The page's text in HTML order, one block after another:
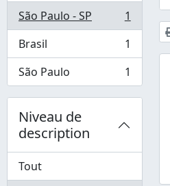
São Paulo - SP
, 1 résultats
1
Brasil
, 1 résultats
1
São Paulo
, 1 résultats 1
Niveau de
description
Tout